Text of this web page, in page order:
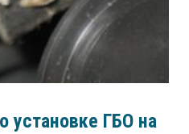
установке ГБО на